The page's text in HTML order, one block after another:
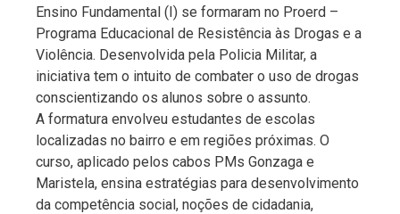
Ensino Fundamental (I) se formaram no Proerd –
Programa Educacional de Resistência às Drogas e a
Violência. Desenvolvida pela Policia Militar, a
iniciativa tem o intuito de combater o uso de drogas
conscientizando os alunos sobre o assunto.
A formatura envolveu estudantes de escolas
localizadas no bairro e em regiões próximas. O
curso, aplicado pelos cabos PMs Gonzaga e
Maristela, ensina estratégias para desenvolvimento
da competência social, noções de cidadania,